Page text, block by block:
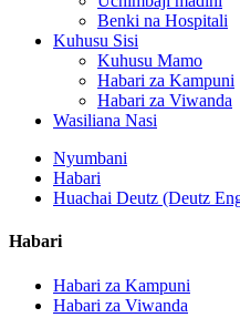
Benki na Hospitali
Kuhusu Sisi
Kuhusu Mamo
Habari za Kampuni
Habari za Viwanda
Wasiliana Nasi
Nyumbani
Habari
Huachai Deutz (Deutz
Habari
Habari za Kampuni
Habari za Viwanda